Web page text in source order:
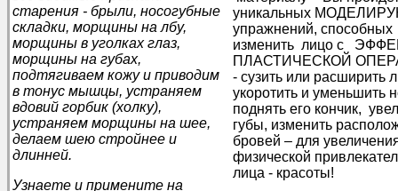
старения - брыли, носогубные
складки, морщины на лбу,
морщины в уголках глаз,
морщины на губах,
подтягиваем кожу и приводим
в тонус мышцы, устраняем
вдовий горбик (холку),
устраняем морщины на шее,
делаем шею стройнее и
длинней.
Узнаете и примените на
уникальных
упражнений, способных
изменить лицо с
ПЛАСТИЧЕСКОЙ
- сузить или расширить
укоротить и уменьшить
поднять его кончик,
губы, изменить
бровей – для
физической
лица - красоты!